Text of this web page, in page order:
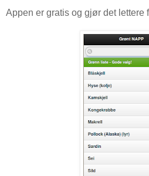
Appen er gratis og gjør det lettere